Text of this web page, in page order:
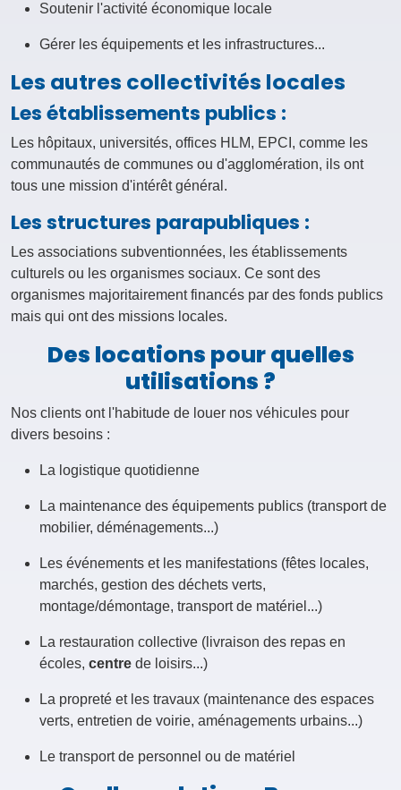
Soutenir l'activité économique locale
Gérer les équipements et les infrastructures...
Les autres collectivités locales
Les établissements publics :
Les hôpitaux, universités, offices HLM, EPCI, comme les
communautés de communes ou d'agglomération, ils ont
tous une mission d'intérêt général.
Les structures parapubliques :
Les associations subventionnées, les établissements
culturels ou les organismes sociaux. Ce sont des
organismes majoritairement financés par des fonds publics
mais qui ont des missions locales.
Des locations pour quelles
utilisations ?
Nos clients ont l'habitude de louer nos véhicules pour
divers besoins :
La logistique quotidienne
La maintenance des équipements publics (transport de
mobilier, déménagements...)
Les événements et les manifestations (fêtes locales,
marchés, gestion des déchets verts,
montage/démontage, transport de matériel...)
La restauration collective (livraison des repas en
écoles, centre de loisirs...)
La propreté et les travaux (maintenance des espaces
verts, entretien de voirie, aménagements urbains...)
Le transport de personnel ou de matériel